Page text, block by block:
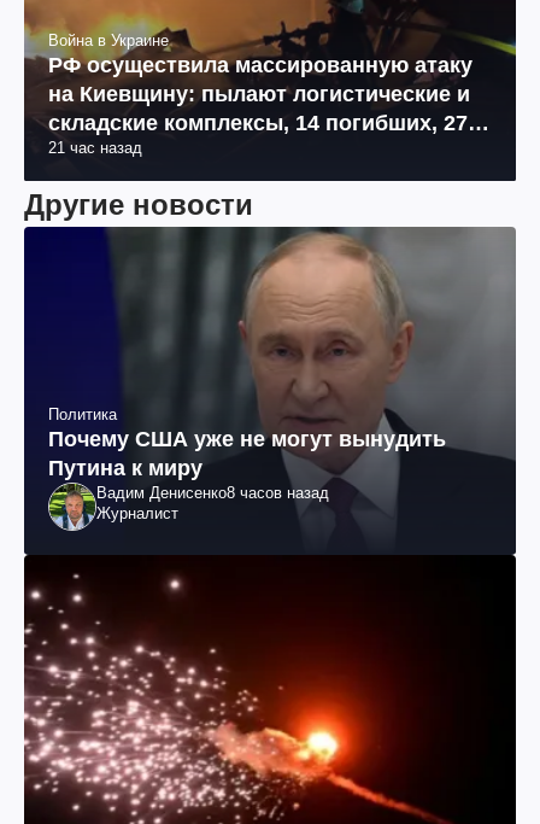
Война в Украине
РФ осуществила массированную атаку
на Киевщину: пылают логистические и
складские комплексы, 14 погибших, 27
раненых (фото, видео)
21 час назад
Другие новости
Политика
Почему США уже не могут вынудить
Путина к миру
Вадим Денисенко8 часов назад
Журналист